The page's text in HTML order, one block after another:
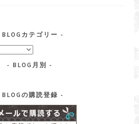
BLOGカテゴリー
BLOG月別
BLOGの購読登録